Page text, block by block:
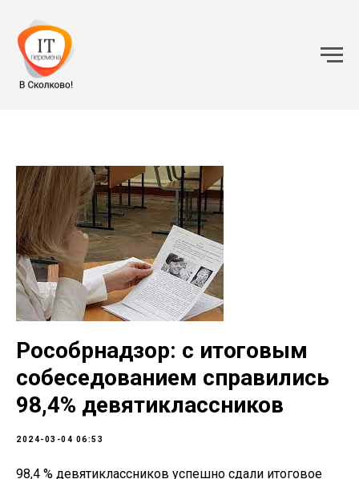
Рособрнадзор: с итоговым
собеседованием справились
98,4% девятиклассников
2024-03-04 06:53
98,4 % девятиклассников успешно сдали итоговое